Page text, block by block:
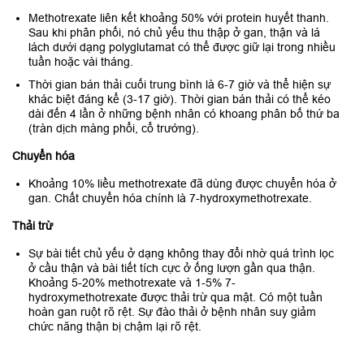
Methotrexate liên kết khoảng 50% với protein huyết thanh.
Sau khi phân phối, nó chủ yếu thu thập ở gan, thận và lá
lách dưới dạng polyglutamat có thể được giữ lại trong nhiều
tuần hoặc vài tháng.
Thời gian bán thải cuối trung bình là 6-7 giờ và thể hiện sự
khác biệt đáng kể (3-17 giờ). Thời gian bán thải có thể kéo
dài đến 4 lần ở những bệnh nhân có khoang phân bố thứ ba
(tràn dịch màng phổi, cổ trướng).
Chuyển hóa
Khoảng 10% liều methotrexate đã dùng được chuyển hóa ở
gan. Chất chuyển hóa chính là 7-hydroxymethotrexate.
Thải trừ
Sự bài tiết chủ yếu ở dạng không thay đổi nhờ quá trình lọc
ở cầu thận và bài tiết tích cực ở ống lượn gần qua thận.
Khoảng 5-20% methotrexate và 1-5% 7-
hydroxymethotrexate được thải trừ qua mật. Có một tuần
hoàn gan ruột rõ rệt. Sự đào thải ở bệnh nhân suy giảm
chức năng thận bị chậm lại rõ rệt.